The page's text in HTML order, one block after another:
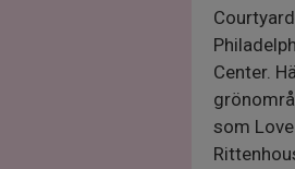
Center.
som